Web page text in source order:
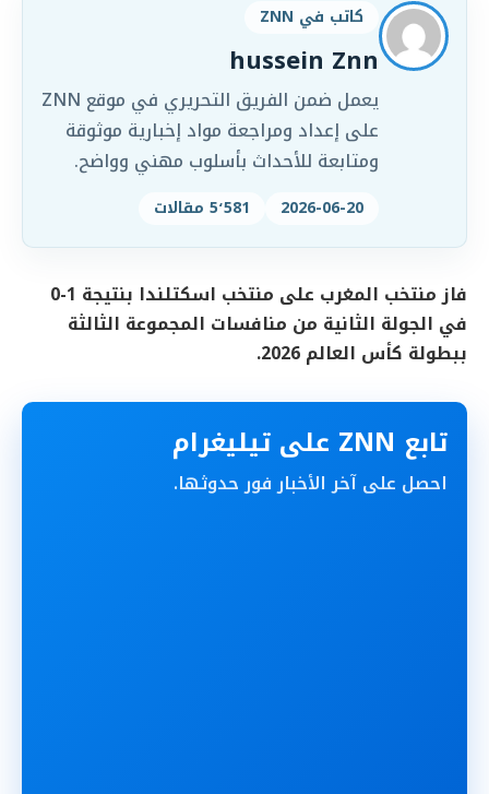
كاتب في ZNN
hussein Znn
يعمل ضمن الفريق التحريري في موقع ZNN
على إعداد ومراجعة مواد إخبارية موثوقة
ومتابعة للأحداث بأسلوب مهني وواضح.
2026-06-20 5٬581 مقالات
فاز منتخب المغرب على منتخب اسكتلندا بنتيجة 1-0
في الجولة الثانية من منافسات المجموعة الثالثة
ببطولة كأس العالم 2026.
تابع ZNN على تيليغرام
احصل على آخر الأخبار فور حدوثها.